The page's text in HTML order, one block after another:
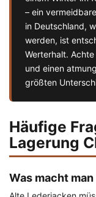
– ein
in Deutschland,
werden, ist
Werterhalt.
und einen
größten
Häufige
Lagerung
Was macht